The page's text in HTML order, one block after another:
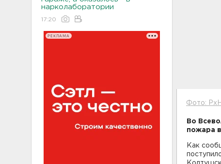
нарколаборатории
17:20
РЕКЛАМА
Фото:
Во
пожара
Как